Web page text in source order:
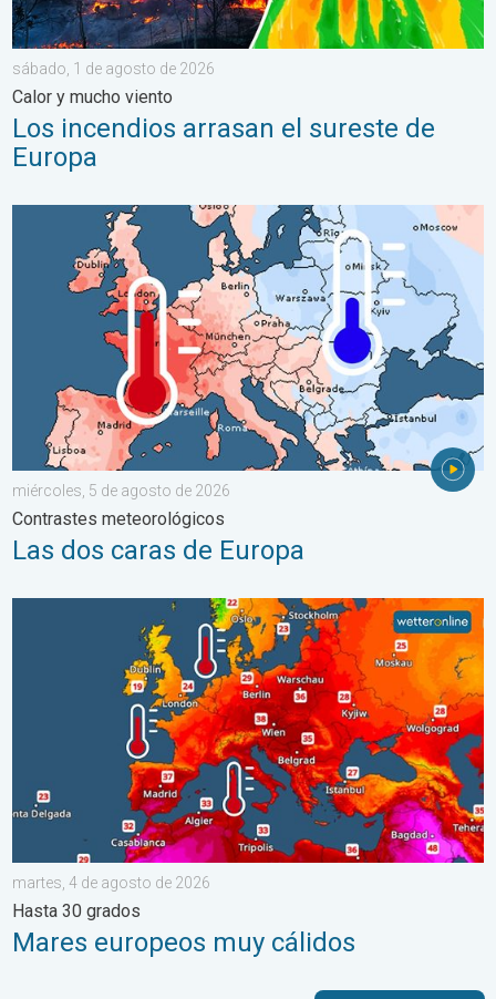
sábado, 1 de agosto de 2026
Calor y mucho viento
Los incendios arrasan el sureste de
Europa
Las dos caras de Europa. Contrastes meteorológicos. . .
miércoles, 5 de agosto de 2026
Contrastes meteorológicos
Las dos caras de Europa
Mares europeos muy cálidos. Hasta 30 grados. . . martes, 4
martes, 4 de agosto de 2026
Hasta 30 grados
Mares europeos muy cálidos